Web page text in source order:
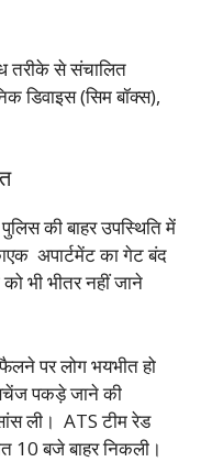
तरीके से संचालित
डिवाइस (सिम बॉक्स),
की बाहर उपस्थिति में
अपार्टमेंट का गेट बंद
भी भीतर नहीं जाने
पर लोग भयभीत हो
पकड़े जाने की
ली। ATS टीम रेड
10 बजे बाहर निकली।